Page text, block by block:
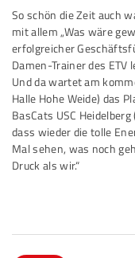
So schön die Zeit auch
mit allem „Was wäre
erfolgreicher
Damen-Trainer des ETV
Und da wartet am
Halle Hohe Weide) das
BasCats USC
dass wieder die tolle
Mal sehen, was noch
Druck als wir.“